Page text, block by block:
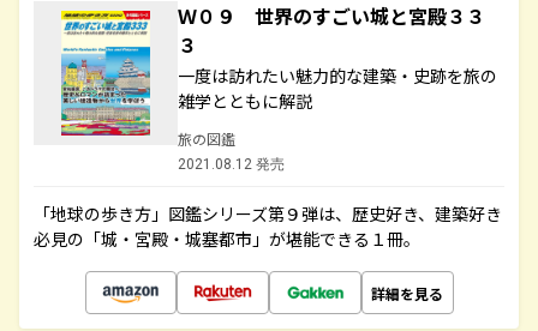
Ｗ０９ 世界のすごい城と宮殿３３
３
一度は訪れたい魅力的な建築・史跡を旅の
雑学とともに解説
旅の図鑑
2021.08.12 発売
「地球の歩き方」図鑑シリーズ第９弾は、歴史好き、建築好き
必見の「城・宮殿・城塞都市」が堪能できる１冊。
詳細を見る